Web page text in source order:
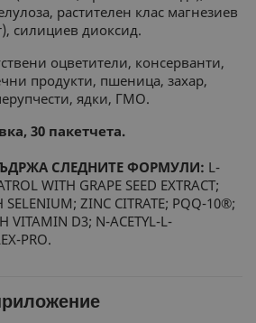
растителен клас магнезиев
силициев диоксид.
оцветители, консерванти,
продукти, пшеница, захар,
ядки, ГМО.
30 пакетчета.
СЛЕДНИТЕ ФОРМУЛИ: L-
WITH GRAPE SEED EXTRACT;
ZINC CITRATE; PQQ-10®;
VITAMIN D3; N-ACETYL-L-
PRO.